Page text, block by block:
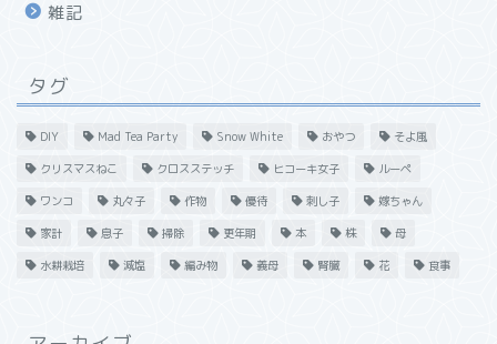
雑記
タグ
DIY Mad Tea Party Snow White おやつ そよ風
クリスマスねこ クロスステッチ ヒコーキ女子 ルーペ
ワンコ 丸々子 作物 優待 刺し子 嫁ちゃん
家計 息子 掃除 更年期 本 株 母
水耕栽培 減塩 編み物 義母 腎臓 花 食事